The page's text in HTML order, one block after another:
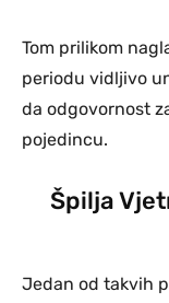
Tom prilikom
periodu vidljivo
da odgovornost
pojedincu.
Špilja
Jedan od takvih